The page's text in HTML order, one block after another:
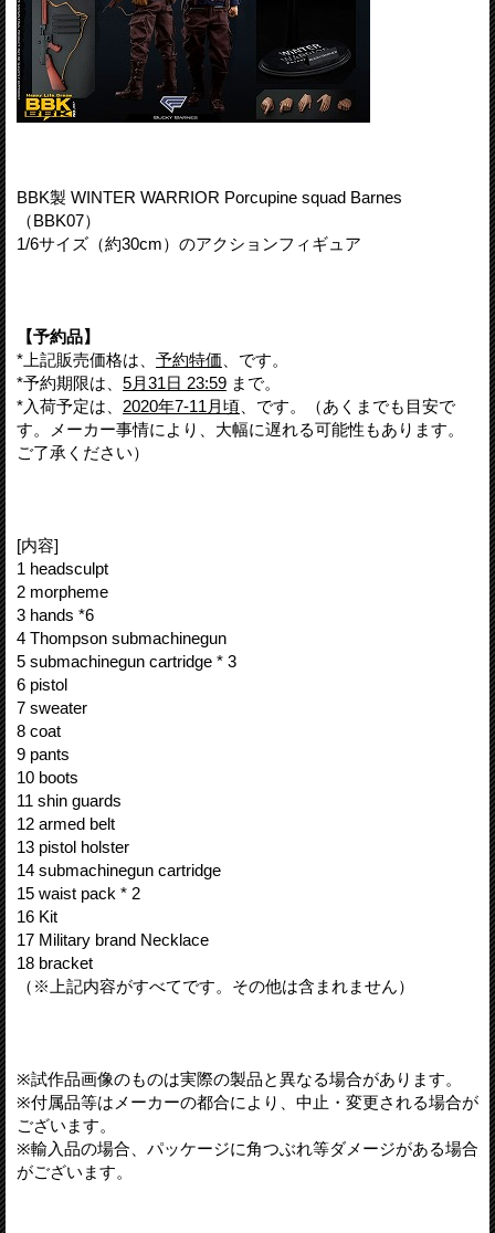
BBK製 WINTER WARRIOR Porcupine squad Barnes
（BBK07）
1/6サイズ（約30cm）のアクションフィギュア
【予約品】
*上記販売価格は、 予約特価 、です。
*予約期限は、 5月31日 23:59 まで。
*入荷予定は、 2020年7-11月頃 、です。（あくまでも目安で
す。メーカー事情により、大幅に遅れる可能性もあります。
ご了承ください）
[内容]
1 headsculpt
2 morpheme
3 hands *6
4 Thompson submachinegun
5 submachinegun cartridge * 3
6 pistol
7 sweater
8 coat
9 pants
10 boots
11 shin guards
12 armed belt
13 pistol holster
14 submachinegun cartridge
15 waist pack * 2
16 Kit
17 Military brand Necklace
18 bracket
（※上記内容がすべてです。その他は含まれません）
※試作品画像のものは実際の製品と異なる場合があります。
※付属品等はメーカーの都合により、中止・変更される場合が
ございます。
※輸入品の場合、パッケージに角つぶれ等ダメージがある場合
がございます。